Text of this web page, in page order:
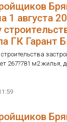
1 августа
ГК Гарант
строительства
267?781 м2 жилья,